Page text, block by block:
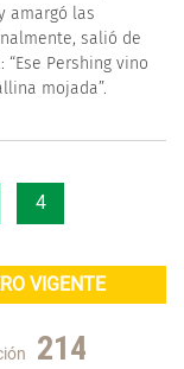
amargó las
salió de
Pershing vino
mojada”.
4
VIGENTE
214